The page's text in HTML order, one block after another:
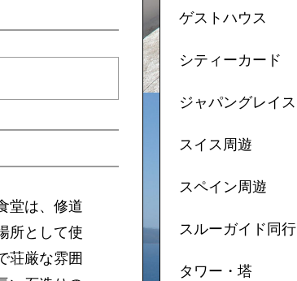
堂は、修道
所として使
荘厳な雰囲
ゲストハウス
シティーカード
ジャパングレイス
スイス周遊
スペイン周遊
スルーガイド同行
タワー・塔